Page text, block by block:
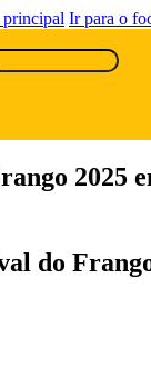
principal Ir para o
2025
do